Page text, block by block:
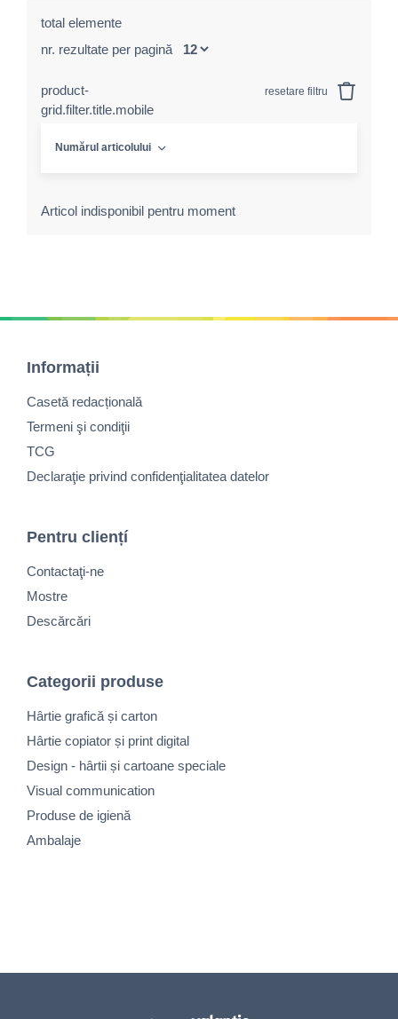
total elemente
nr. rezultate per pagină
product-
grid.filter.title.mobile
resetare filtru
Numărul articolului
Articol indisponibil pentru moment
Informații
Casetă redacțională
Termeni şi condiţii
TCG
Declaraţie privind confidenţialitatea datelor
Pentru cliențí
Contactaţi-ne
Mostre
Descărcări
Categorii produse
Hârtie grafică și carton
Hârtie copiator și print digital
Design - hârtii și cartoane speciale
Visual communication
Produse de igienă
Ambalaje